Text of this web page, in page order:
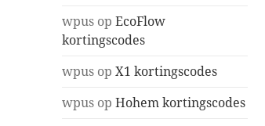
wpus opEcoFlow
kortingscodes
wpus opX1 kortingscodes
wpus opHohem kortingscodes